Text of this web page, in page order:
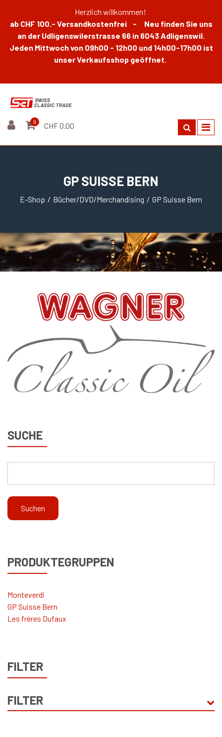
Herzlich willkommen!
ab CHF 100.- Versandkostenfrei - Neu finden Sie uns
an der Udligenswilerstrasse 66 in 6043 Adligenswil.
Jeden Mittwoch von 09h00 - 12h00 und 14h00-17h00 ist
unser Verkaufsshop geöffnet.
0 CHF 0.00
GP SUISSE BERN
E-Shop Bücher/DVD/Merchandising GP Suisse Bern
SUCHE
PRODUKTEGRUPPEN
Monteverdi
GP Suisse Bern
Les frères Dufaux
FILTER
FILTER